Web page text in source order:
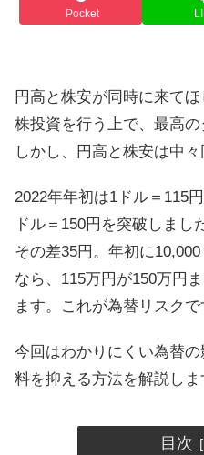
Pocket
円高と株安が同時に来て
株投資を行う上で、最高の
しかし、円高と株安は中
2022年年初は1ドル＝115
ドル＝150円を突破しまし
その差35円。年初に
なら、115万円が150万円
ます。これが為替リスクで
今回はわかりにくい為替
料を抑える方法を解説しま
目次